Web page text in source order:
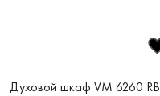
Духовой шкаф VM 6260 RB